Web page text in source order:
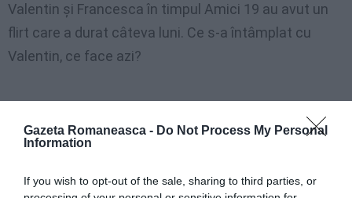
Gazeta Romaneasca - Do Not Process My Personal
Information
If you wish to opt-out of the sale, sharing to third parties, or
Valentin și Francesca în timpul Amici 19 au avut un
flirt care a durat câteva luni. Ce s-a întâmplat cu
Valentin, ce face azi?